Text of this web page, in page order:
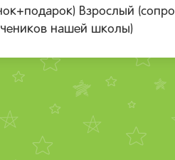
Взрослый
нашей школы)